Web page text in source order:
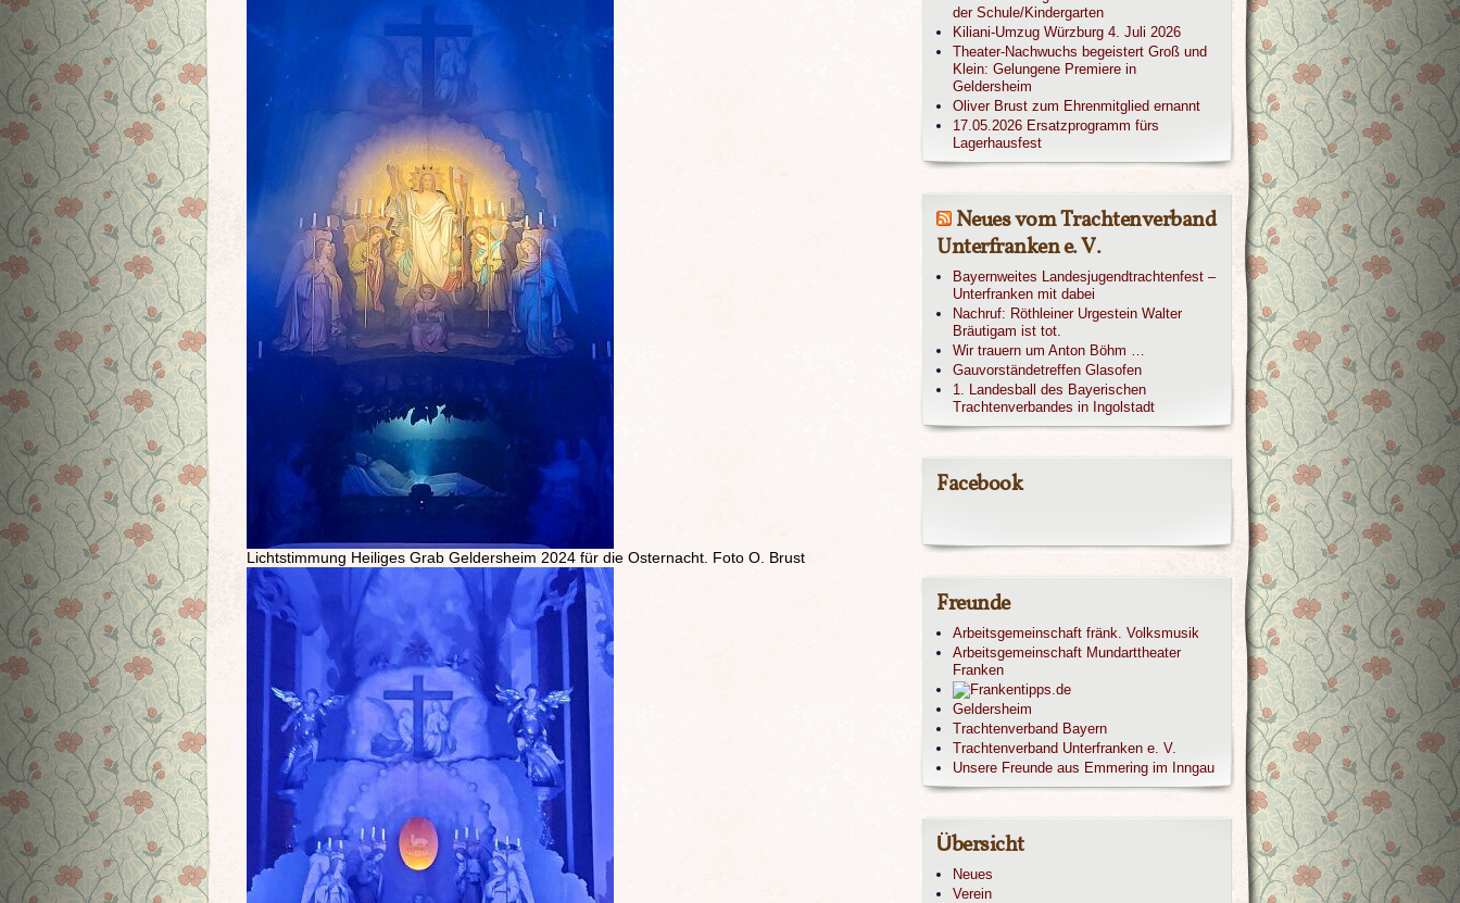
Lichtstimmung Heiliges Grab Geldersheim 2024 für die Osternacht. Foto O. Brust
der Schule/Kindergarten
Kiliani-Umzug Würzburg 4. Juli 2026
Theater-Nachwuchs begeistert Groß und
Klein: Gelungene Premiere in
Geldersheim
Oliver Brust zum Ehrenmitglied ernannt
17.05.2026 Ersatzprogramm fürs
Lagerhausfest
Neues vom Trachtenverband
Unterfranken e. V.
Bayernweites Landesjugendtrachtenfest –
Unterfranken mit dabei
Nachruf: Röthleiner Urgestein Walter
Bräutigam ist tot.
Wir trauern um Anton Böhm …
Gauvorständetreffen Glasofen
1. Landesball des Bayerischen
Trachtenverbandes in Ingolstadt
Facebook
Freunde
Arbeitsgemeinschaft fränk. Volksmusik
Arbeitsgemeinschaft Mundarttheater
Franken
Geldersheim
Trachtenverband Bayern
Trachtenverband Unterfranken e. V.
Unsere Freunde aus Emmering im Inngau
Übersicht
Neues
Verein